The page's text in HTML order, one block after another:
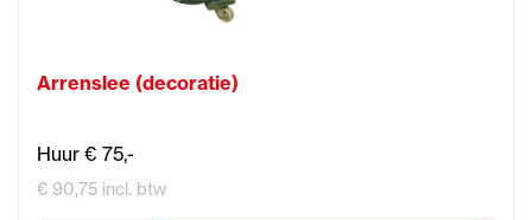
Arrenslee (decoratie)
Huur € 75,-
€ 90,75 incl. btw